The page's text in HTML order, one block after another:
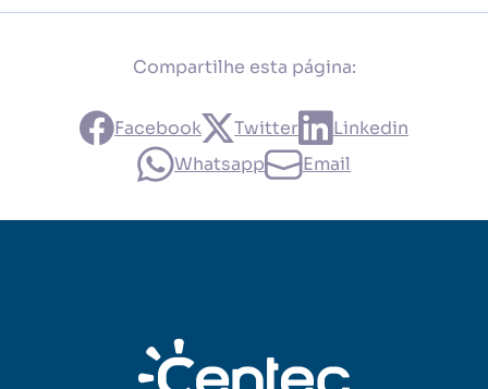
Compartilhe esta página:
Facebook Twitter
Linkedin
Whatsapp
Email